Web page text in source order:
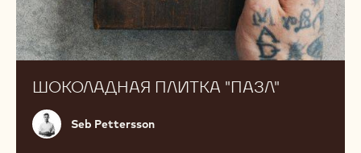
ШОКОЛАДНАЯ ПЛИТКА "ПАЗЛ"
Seb
Pettersson
Seb Pettersson